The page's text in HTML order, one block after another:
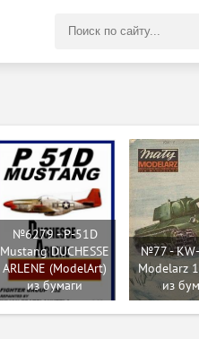
№6279 - P-51D
Mustang DUCHESSE
ARLENE (ModelArt)
из бумаги
№77 -
Modelarz
из